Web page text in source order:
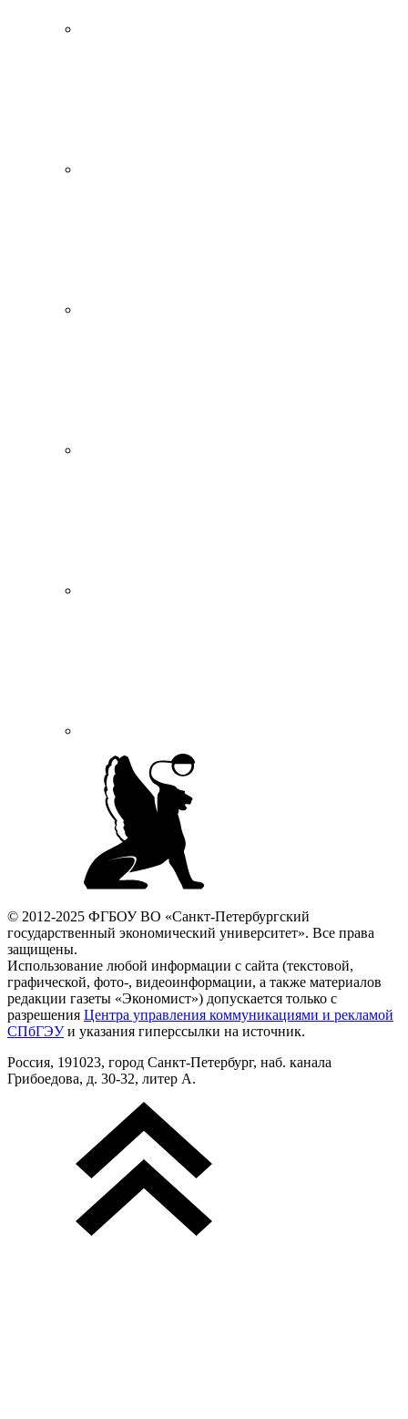
© 2012-2025 ФГБОУ ВО «Санкт-Петербургский
государственный экономический университет». Все права
защищены.
Использование любой информации с сайта (текстовой,
графической, фото-, видеоинформации, а также материалов
редакции газеты «Экономист») допускается только с
разрешения Центра управления коммуникациями и рекламой
СПбГЭУи указания гиперссылки на источник.
Россия, 191023, город Санкт-Петербург, наб. канала
Грибоедова, д. 30-32, литер А.